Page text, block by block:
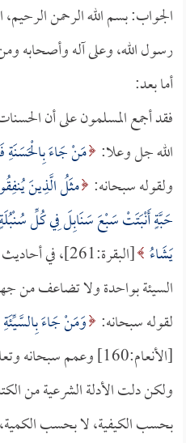
الجواب: بسم الله الرحمن
رسول الله، وعلى آله وأصحابه
أما بعد:
فقد أجمع المسلمون على أن
الله جل وعلا: مَنْ جَاءَ بِالْحَسَنَةِ
ولقوله سبحانه: مثَلُ الَّذِينَ
حَبَّةٍ أَنْبَتَتْ سَبْعَ سَنَابِلَ فِي كُلِّ
يَشَاءُ
[البقرة:261]،
السيئة بواحدة ولا تضاعف من
لقوله سبحانه: وَمَنْ جَاءَ
[الأنعام:160] وعمم
ولكن دلت الأدلة الشرعية من
بحسب الكيفية، لا بحسب